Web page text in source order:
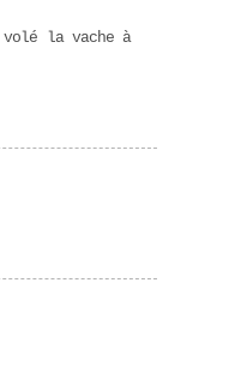
la vache à